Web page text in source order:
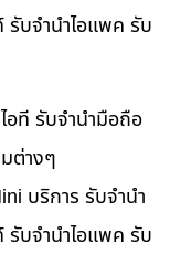
รับจำนำไอแพค รับ
อที รับจำนำมือถือ
ต่างๆ
บริการ รับจำนำ
รับจำนำไอแพค รับ